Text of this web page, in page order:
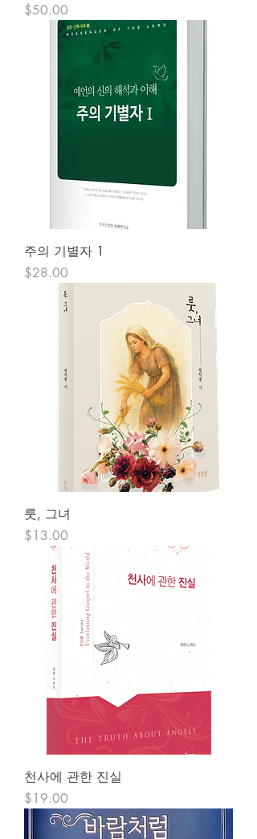
Price
$50.00
주의 기별자 1
Price
$28.00
룻, 그녀
Price
$13.00
천사에 관한 진실
Price
$19.00